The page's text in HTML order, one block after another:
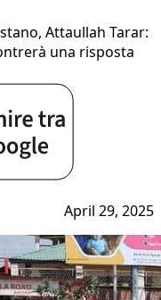
Attaullah Tarar:
una risposta
April 29, 2025